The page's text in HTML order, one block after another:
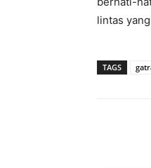
lintas
TAGS